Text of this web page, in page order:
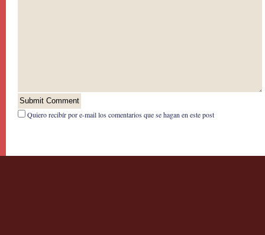
Quiero recibír por e-mail los comentarios que se hagan en este post